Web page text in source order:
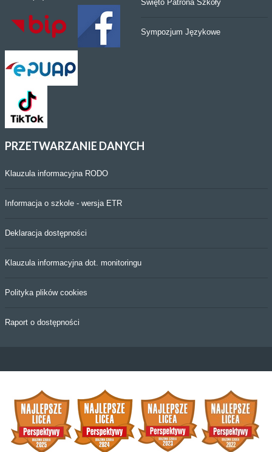
Święto Patrona Szkoły
Sympozjum Językowe
PRZETWARZANIE DANYCH
Klauzula informacyjna RODO
Informacja o szkole - wersja ETR
Deklaracja dostępności
Klauzula informacyjna dot. monitoringu
Polityka plików cookies
Raport o dostępności